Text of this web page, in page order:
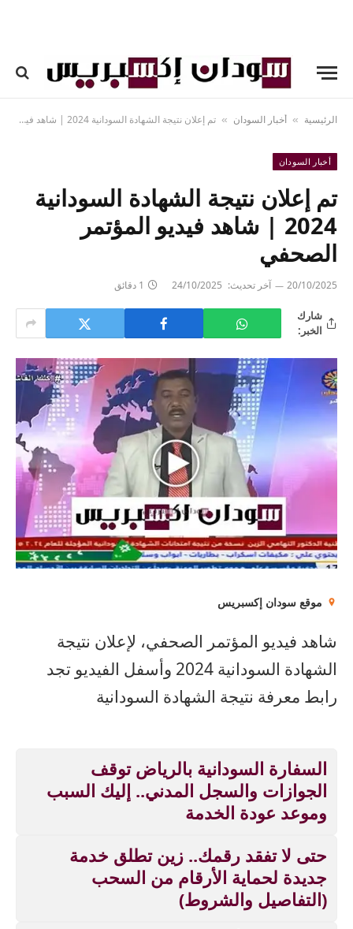
الرئيسية » أخبار السودان » تم إعلان نتيجة الشهادة السودانية 2024 | شاهد فيديو المؤتمر الصحفي
أخبار السودان
تم إعلان نتيجة الشهادة السودانية
2024 | شاهد فيديو المؤتمر
الصحفي
20/10/2025 آخر تحديث: 24/10/2025 1 دقائق
شارك
الخبر:
موقع سودان إكسبريس
شاهد فيديو المؤتمر الصحفي، لإعلان نتيجة
الشهادة السودانية 2024 وأسفل الفيديو تجد
رابط معرفة نتيجة الشهادة السودانية
السفارة السودانية بالرياض توقف
الجوازات والسجل المدني.. إليك السبب
وموعد عودة الخدمة
حتى لا تفقد رقمك.. زين تطلق خدمة
جديدة لحماية الأرقام من السحب
(التفاصيل والشروط)